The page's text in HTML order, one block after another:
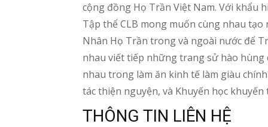
cộng đồng Họ Trần Việt Nam. Với khẩu
Tập thể CLB mong muốn cùng nhau
Nhân Họ Trần trong và ngoài nước để
nhau viết tiếp những trang sử hào
nhau trong làm ăn kinh tế làm giàu
tác thiện nguyện, và Khuyến học khuyến
THÔNG TIN LIÊN HỆ